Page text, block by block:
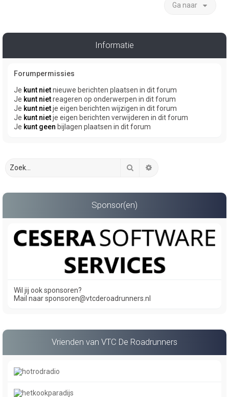
Ga naar
Informatie
Forumpermissies
Je kunt nietnieuwe berichten plaatsen in dit forum
Je kunt nietreageren op onderwerpen in dit forum
Je kunt nietje eigen berichten wijzigen in dit forum
Je kunt nietje eigen berichten verwijderen in dit forum
Je kunt geen bijlagen plaatsen in dit forum
Zoek
Sponsor(en)
Wil jij ook sponsoren?
Mail naar sponsoren@vtcderoadrunners.nl
Vrienden van VTC De Roadrunners